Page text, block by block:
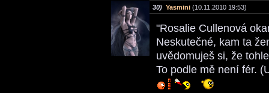
30) Yasmini (10.11.2010 19:53)
"Rosalie Cullenová
Neskutečné, kam ta
uvědomuješ si, že
To podle mě není fér.